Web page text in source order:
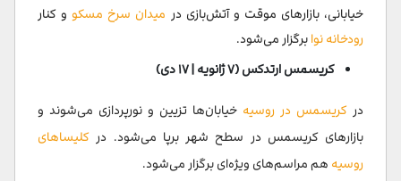
خیابانی، بازارهای موقت و آتش‌بازی‌ در میدان سرخ مسکوو کنار
رودخانه نوابرگزار می‌شود.
کریسمس ارتدکس (۷ ژانویه | ۱۷ دی)
در کریسمس در روسیه خیابان‌ها تزیین و نورپردازی می‌شوند و
بازارهای کریسمس در سطح شهر برپا می‌شود. در کلیساهای
روسیه هم مراسم‌های ویژه‌ای برگزار می‌شود.